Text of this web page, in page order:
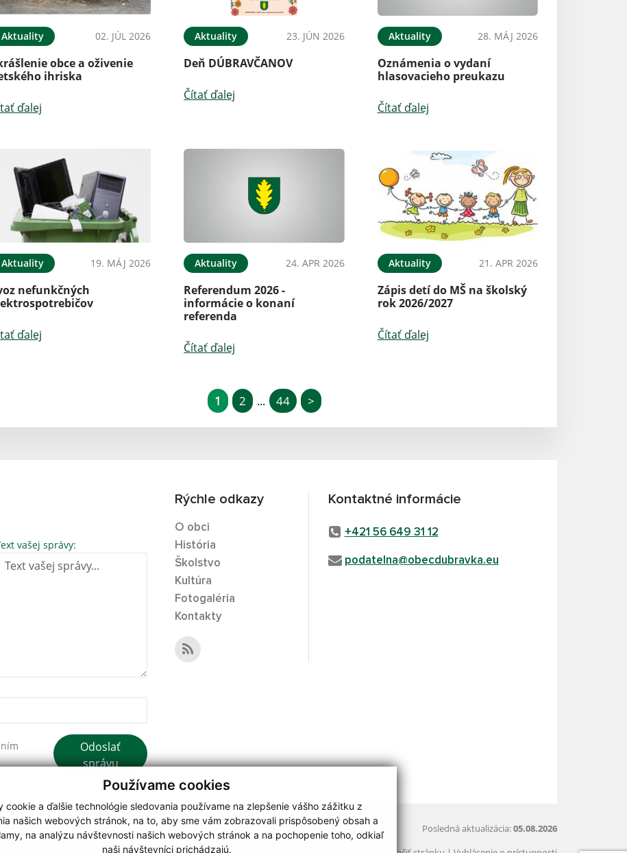
Používame cookies
cookie a ďalšie technológie sledovania používame na zlepšenie vášho zážitku z
našich webových stránok, na to, aby sme vám zobrazovali prispôsobený obsah a
na analýzu návštevnosti našich webových stránok a na pochopenie toho, odkiaľ
naši návštevníci prichádzajú.
Aktuality 02. JÚL 2026
obce a oživenie
ihriska
ďalej
Aktuality 23. JÚN 2026
Deň DÚBRAVČANOV
Čítať ďalej
Aktuality 28. MÁJ 2026
Oznámenia o vydaní
hlasovacieho preukazu
Čítať ďalej
Aktuality 19. MÁJ 2026
nefunkčných
ďalej
Aktuality 24. APR 2026
Referendum 2026 -
informácie o konaní
referenda
Čítať ďalej
Aktuality 21. APR 2026
Zápis detí do MŠ na školský
rok 2026/2027
Čítať ďalej
1 2 ... 44 >
vašej správy:
Odoslať
správu
Rýchle odkazy
O obci
História
Školstvo
Kultúra
Fotogaléria
Kontakty
Kontaktné informácie
+421 56 649 31 12
podatelna@obecdubravka.eu
2,
Posledná aktualizácia:05.08.2026
webdesign|